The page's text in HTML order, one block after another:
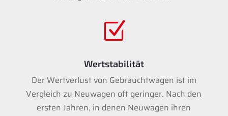
Z
Wertstabilität
Der Wertverlust von Gebrauchtwagen ist im
Vergleich zu Neuwagen oft geringer. Nach den
ersten Jahren, in denen Neuwagen ihren